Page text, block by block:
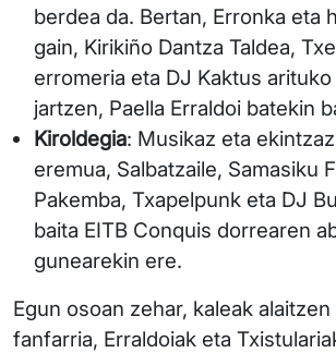
berdea da. Bertan, Erronka eta
gain, Kirikiño Dantza Taldea,
erromeria eta DJ Kaktus
jartzen, Paella Erraldoi batekin
Kiroldegia: Musikaz eta
eremua, Salbatzaile, Samasiku
Pakemba, Txapelpunk eta DJ
baita EITB Conquis dorrearen
gunearekin ere.
Egun osoan zehar, kaleak alaitzen
fanfarria, Erraldoiak eta